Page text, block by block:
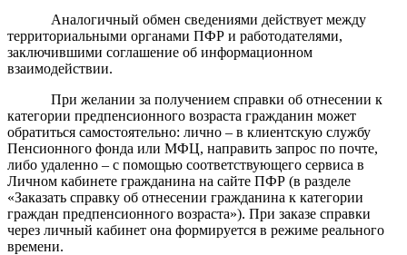
Аналогичный обмен сведениями действует между
территориальными органами ПФР и работодателями,
заключившими соглашение об информационном
взаимодействии.
При желании за получением справки об отнесении к
категории предпенсионного возраста гражданин может
обратиться самостоятельно: лично – в клиентскую службу
Пенсионного фонда или МФЦ, направить запрос по почте,
либо удаленно – с помощью соответствующего сервиса в
Личном кабинете гражданина на сайте ПФР (в разделе
«Заказать справку об отнесении гражданина к категории
граждан предпенсионного возраста»). При заказе справки
через личный кабинет она формируется в режиме реального
времени.